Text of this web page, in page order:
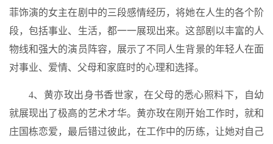
菲饰演的女主在剧中的三段感情经历，将她在人生的各个阶
段，包括事业、生活，都一一展现出来。这部剧以丰富的人
物线和强大的演员阵容，展示了不同人生背景的年轻人在面
对事业、爱情、父母和家庭时的心理和选择。
4、黄亦玫出身书香世家，在父母的悉心照料下，自幼
就展现出了极高的艺术才华。黄亦玫在刚开始工作时，就和
庄国栋恋爱，最后错过彼此，在工作中的历练，让她对自己